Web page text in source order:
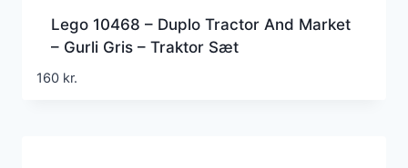
Lego 10468 – Duplo Tractor And Market
– Gurli Gris – Traktor Sæt
160 kr.